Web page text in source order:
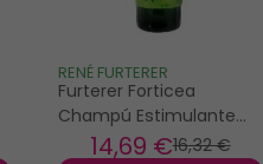
RENÉ FURTERER
Furterer Forticea
Champú Estimulante
200 ml
16,32 €
14,69 €